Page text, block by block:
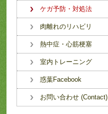
ケガ予防・対処法
肉離れのリハビリ
熱中症・心筋梗塞
室内トレーニング
惑葉Facebook
お問い合わせ (Contact)